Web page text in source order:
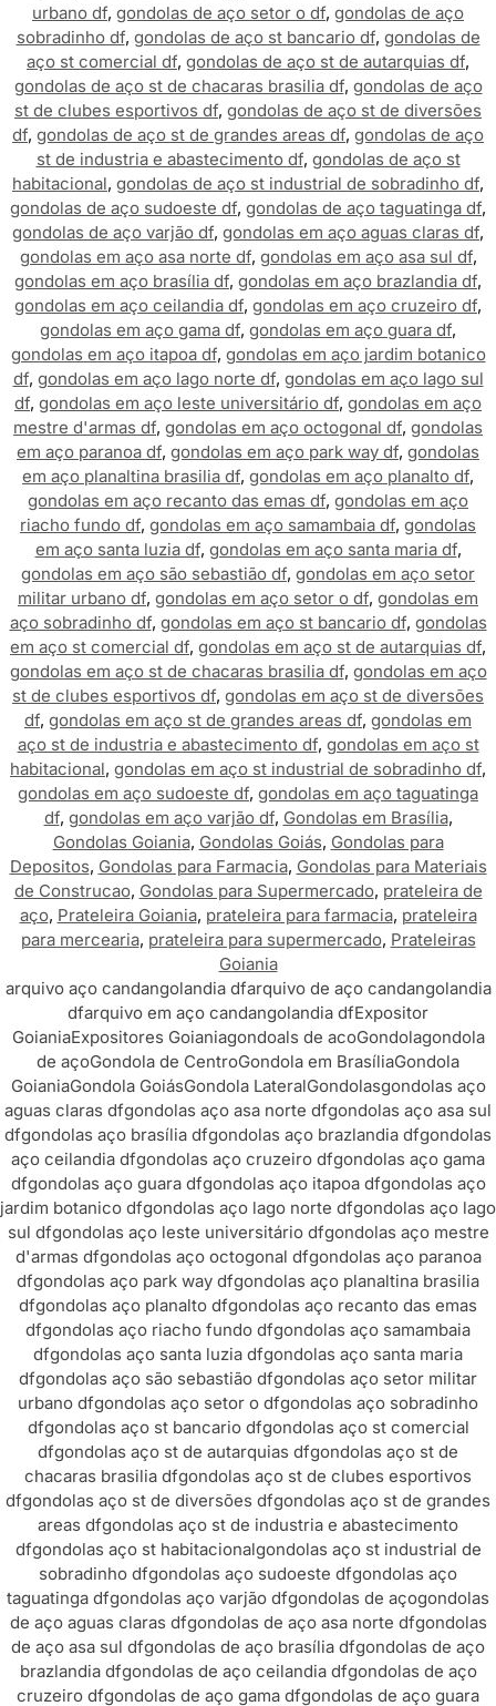
urbano df, gondolas de aço setor o df, gondolas de aço
sobradinho df, gondolas de aço st bancario df, gondolas de
aço st comercial df, gondolas de aço st de autarquias df,
gondolas de aço st de chacaras brasilia df, gondolas de aço
st de clubes esportivos df, gondolas de aço st de diversões
df, gondolas de aço st de grandes areas df, gondolas de aço
st de industria e abastecimento df, gondolas de aço st
habitacional, gondolas de aço st industrial de sobradinho df,
gondolas de aço sudoeste df, gondolas de aço taguatinga df,
gondolas de aço varjão df, gondolas em aço aguas claras df,
gondolas em aço asa norte df, gondolas em aço asa sul df,
gondolas em aço brasília df, gondolas em aço brazlandia df,
gondolas em aço ceilandia df, gondolas em aço cruzeiro df,
gondolas em aço gama df, gondolas em aço guara df,
gondolas em aço itapoa df, gondolas em aço jardim botanico
df, gondolas em aço lago norte df, gondolas em aço lago sul
df, gondolas em aço leste universitário df, gondolas em aço
mestre d'armas df, gondolas em aço octogonal df, gondolas
em aço paranoa df, gondolas em aço park way df, gondolas
em aço planaltina brasilia df, gondolas em aço planalto df,
gondolas em aço recanto das emas df, gondolas em aço
riacho fundo df, gondolas em aço samambaia df, gondolas
em aço santa luzia df, gondolas em aço santa maria df,
gondolas em aço são sebastião df, gondolas em aço setor
militar urbano df, gondolas em aço setor o df, gondolas em
aço sobradinho df, gondolas em aço st bancario df, gondolas
em aço st comercial df, gondolas em aço st de autarquias df,
gondolas em aço st de chacaras brasilia df, gondolas em aço
st de clubes esportivos df, gondolas em aço st de diversões
df, gondolas em aço st de grandes areas df, gondolas em
aço st de industria e abastecimento df, gondolas em aço st
habitacional, gondolas em aço st industrial de sobradinho df,
gondolas em aço sudoeste df, gondolas em aço taguatinga
df, gondolas em aço varjão df, Gondolas em Brasília,
Gondolas Goiania, Gondolas Goiás, Gondolas para
Depositos, Gondolas para Farmacia, Gondolas para Materiais
de Construcao, Gondolas para Supermercado, prateleira de
aço, Prateleira Goiania, prateleira para farmacia, prateleira
para mercearia, prateleira para supermercado, Prateleiras
Goiania
arquivo aço candangolandia dfarquivo de aço candangolandia
dfarquivo em aço candangolandia dfExpositor
GoianiaExpositores Goianiagondoals de acoGondolagondola
de açoGondola de CentroGondola em BrasíliaGondola
GoianiaGondola GoiásGondola LateralGondolasgondolas aço
aguas claras dfgondolas aço asa norte dfgondolas aço asa sul
dfgondolas aço brasília dfgondolas aço brazlandia dfgondolas
aço ceilandia dfgondolas aço cruzeiro dfgondolas aço gama
dfgondolas aço guara dfgondolas aço itapoa dfgondolas aço
jardim botanico dfgondolas aço lago norte dfgondolas aço lago
sul dfgondolas aço leste universitário dfgondolas aço mestre
d'armas dfgondolas aço octogonal dfgondolas aço paranoa
dfgondolas aço park way dfgondolas aço planaltina brasilia
dfgondolas aço planalto dfgondolas aço recanto das emas
dfgondolas aço riacho fundo dfgondolas aço samambaia
dfgondolas aço santa luzia dfgondolas aço santa maria
dfgondolas aço são sebastião dfgondolas aço setor militar
urbano dfgondolas aço setor o dfgondolas aço sobradinho
dfgondolas aço st bancario dfgondolas aço st comercial
dfgondolas aço st de autarquias dfgondolas aço st de
chacaras brasilia dfgondolas aço st de clubes esportivos
dfgondolas aço st de diversões dfgondolas aço st de grandes
areas dfgondolas aço st de industria e abastecimento
dfgondolas aço st habitacionalgondolas aço st industrial de
sobradinho dfgondolas aço sudoeste dfgondolas aço
taguatinga dfgondolas aço varjão dfgondolas de açogondolas
de aço aguas claras dfgondolas de aço asa norte dfgondolas
de aço asa sul dfgondolas de aço brasília dfgondolas de aço
brazlandia dfgondolas de aço ceilandia dfgondolas de aço
cruzeiro dfgondolas de aço gama dfgondolas de aço guara